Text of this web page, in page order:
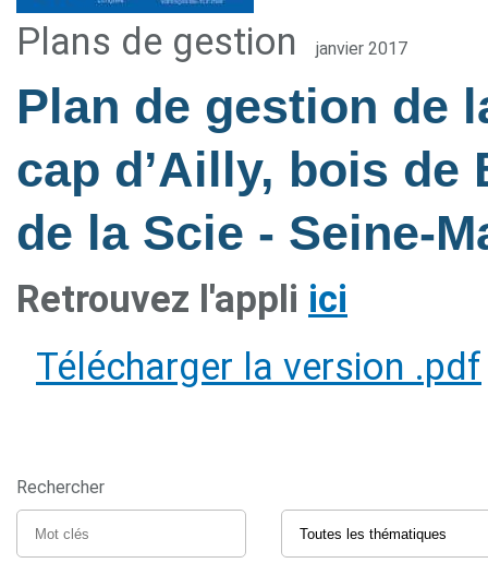
Plans de gestion janvier 2017
Plan de gestion de
cap d’Ailly, bois
de la Scie - Seine-
Retrouvez l'appli ici
Télécharger la version .pdf
Rechercher